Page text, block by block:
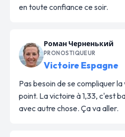
en toute confiance ce soir.
Роман Черненький
PRONOSTIQUEUR
Victoire Espagne
Pas besoin de se compliquer
point. La victoire à 1,33, c'est
avec autre chose. Ça va aller.